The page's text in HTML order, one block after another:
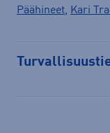
Päähineet, Kari